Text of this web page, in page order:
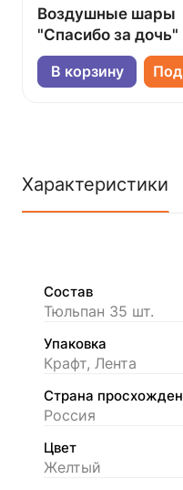
Воздушные шары
"Спасибо за дочь"
В корзину
Характеристики
Состав
Тюльпан 35 шт.
Упаковка
Крафт, Лента
Страна
Россия
Цвет
Желтый